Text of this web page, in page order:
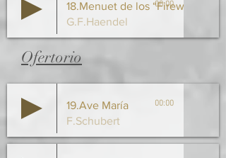
18.Menuet de los “Fireworks”
G.F.Haendel
00:00
Ofertorio
19.Ave María
F.Schubert
00:00